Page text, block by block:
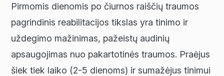
Pirmomis dienomis po čiurnos raiščių traumos
pagrindinis reabilitacijos tikslas yra tinimo ir
uždegimo mažinimas, pažeistų audinių
apsaugojimas nuo pakartotinės traumos. Praėjus
šiek tiek laiko (2-5 dienoms) ir sumažėjus tinimui